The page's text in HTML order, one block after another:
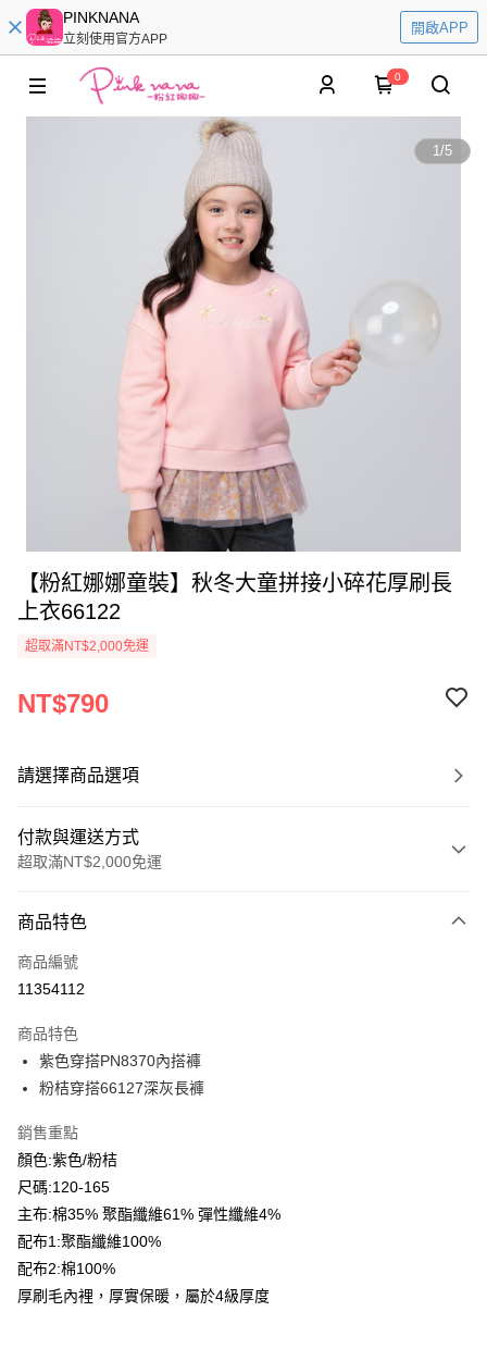
PINKNANA
立刻使用官方APP
開啟APP
0
1/5
【粉紅娜娜童裝】秋冬大童拼接小碎花厚刷長
上衣66122
超取滿NT$2,000免運
NT$790
請選擇商品選項
付款與運送方式
超取滿NT$2,000免運
信用卡一次付款
超商取貨付款
Apple Pay
Google Pay
ATM付款
運送方式
全家付款取貨
每筆NT$80，滿NT$2,000(含以上)免運費
付款後全家取貨
商品特色
商品編號
11354112
商品特色
紫色穿搭PN8370內搭褲
粉桔穿搭66127深灰長褲
銷售重點
顏色:紫色/粉桔
尺碼:120-165
主布:棉35% 聚酯纖維61% 彈性纖維4%
配布1:聚酯纖維100%
配布2:棉100%
厚刷毛內裡，厚實保暖，屬於4級厚度